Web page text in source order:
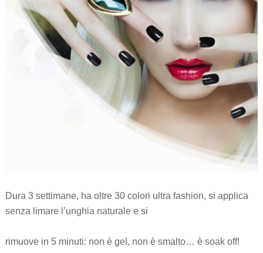
Dura 3 settimane, ha oltre 30 colori ultra fashion, si applica
senza limare l’unghia naturale e si
rimuove in 5 minuti: non è gel, non è smalto… è soak off!